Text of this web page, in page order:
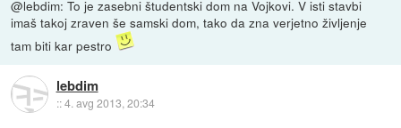
@lebdim: To je zasebni študentski dom na Vojkovi. V isti stavbi
imaš takoj zraven še samski dom, tako da zna verjetno življenje
tam biti kar pestro
lebdim
::4. avg 2013, 20:34